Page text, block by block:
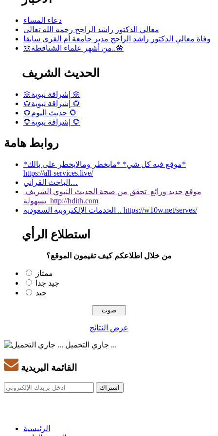
دعاء المساء
معالي الدكتور راشد الراجح رحمه الله تعالى
وفاة معالي الدكتور راشد الراجح مدير جامعة أم القرى سابقا
🌼من أشهر علماء الشناقطة..🌼
الحديث الشريف
🌼إشراقة نبوية 🌼
🌻إشراقة نبوية 🌻
🌻حديث اليوم 🌻
🌻إشراقة نبوية 🌻
روابط هامة
*موقع فيه كل شي* *مايخطر ومالايخطر على بالك*
https://all-services.live/
الباحث القرآني…
موقع جديد ورائع تحقق من صحة الحديث النبوي الشريف
بسهولة http://hdith.com
الخدمات الإلكترونيه السعوديه .. https://w10w.net/serves/
استطلاع الرأي
من خلال اطلاعكم كيف تقيمون الموقع؟
ممتاز
جيد جدا
جيد
عرض النتائج
جاري التحميل ...
القائمة البريدية
الرئيسية